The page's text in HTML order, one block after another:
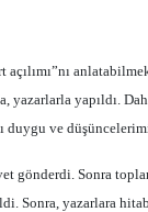
yazarlarla yapıldı.
duygu ve
gönderdi. Sonra
Sonra, yazarlara